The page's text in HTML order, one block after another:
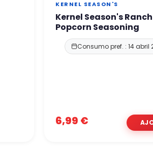
KERNEL SEASON'S
Kernel Season's Ranch
Popcorn Seasoning
Consumo pref. : 14 abril
6,99 €